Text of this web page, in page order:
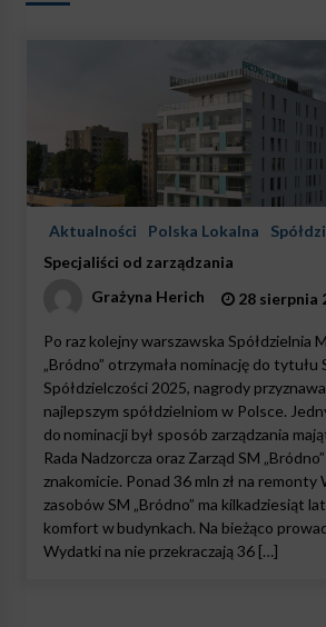
Aktualności Polska Lokalna
Specjaliści od zarządzania
Grażyna Herich
28 sierpnia
Po raz kolejny warszawska Spółdzielnia
„Bródno” otrzymała nominację do tytułu
Spółdzielczości 2025, nagrody
najlepszym spółdzielniom w Polsce.
do nominacji był sposób zarządzania
Rada Nadzorcza oraz Zarząd SM
znakomicie. Ponad 36 mln zł na remonty
zasobów SM „Bródno” ma kilkadziesiąt
komfort w budynkach. Na bieżąco
Wydatki na nie przekraczają 36 […]